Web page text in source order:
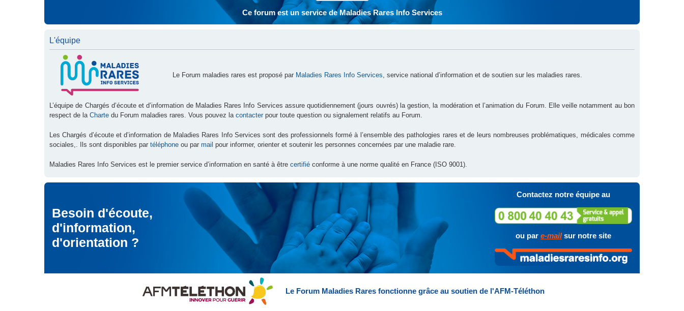
Ce forum est un service de Maladies Rares Info Services
L'équipe
Le Forum maladies rares est proposé par Maladies Rares Info Services, service national d’information et de soutien sur les maladies rares.
L’équipe de Chargés d’écoute et d’information de Maladies Rares Info Services assure quotidiennement (jours ouvrés) la gestion, la modération et l’animation du Forum. Elle veille notamment au bon
respect de la Charte du Forum maladies rares. Vous pouvez la contacter pour toute question ou signalement relatifs au Forum.
Les Chargés d’écoute et d’information de Maladies Rares Info Services sont des professionnels formé à l’ensemble des pathologies rares et de leurs nombreuses problématiques, médicales comme
sociales,. Ils sont disponibles par téléphone ou par mail pour informer, orienter et soutenir les personnes concernées par une maladie rare.
Maladies Rares Info Services est le premier service d’information en santé à être certifié conforme à une norme qualité en France (ISO 9001).
Besoin d'écoute,
d'information,
d'orientation ?
Contactez notre équipe au
ou par e-mailsur notre site
Le Forum Maladies Rares fonctionne grâce au soutien de l'AFM-Téléthon